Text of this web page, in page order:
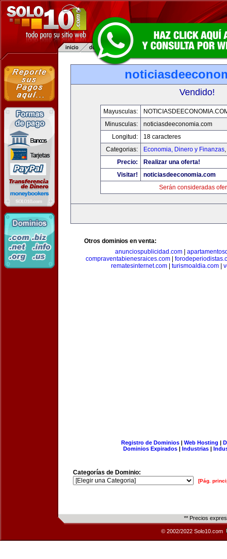
Vendido!
Mayusculas:
Minusculas:
noticiasdeeconomia.com
Longitud:
18 caracteres
Categorias:
Economia, Dinero y Finanzas,
Precio:
Realizar una oferta!
Visitar!
noticiasdeeconomia.com
Serán consideradas
Otros dominios en venta:
anunciospublicidad.com|
compraventabienesraices.com
rematesinternet.com| turismoaldia.com|
Registro de Dominios| Web Hosting |
Dominios Expirados | Industrias |
Categorías de Dominio:
[Pág.
** Precios
© 2002/2022 Solo10.com